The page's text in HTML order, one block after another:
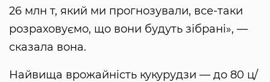
26 млн т, який ми прогнозували, все-таки
розраховуємо, що вони будуть зібрані», —
сказала вона.
Найвища врожайність кукурудзи — до 80 ц/